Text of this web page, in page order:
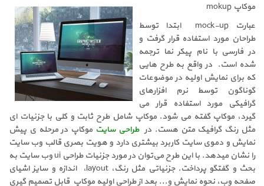
موکاپ mokup
عبارت mock-up ابتدا توسط
طراحان مورد استفاده قرار گرفت و
در فارسی با نام پیکر نما ترجمه
شده است. در واقع به طرح هایی
که برای نمایش اولیه در موضوعات
گوناگون توسط نرم افزارهای
گرافیکی مورد استفاده قرار می
گیرد، موکاپ گفته می شود. موکاپ شامل طرح ثابت و کلی با جزئیات ای
مثل رنگ گرافیک متن هست. درطراحی سایت موکاپ در مرحله ی پیش
نمایش و دموی سایت کاربرد بیشتری دارد و هویت بصری قالب وب سایت
را نشان میدهد. با این طرح می‌توان در مورد جزئیات طراحی ui وب سایت به
بحث و گفتگو پرداخت. جزئیاتی مثل رنگ، layout، اندازه و سایز اشیای
صفحه وب، نحوه نمایش و... بعد از طراحی اولیه موکاپ قابل تصمیم گیری